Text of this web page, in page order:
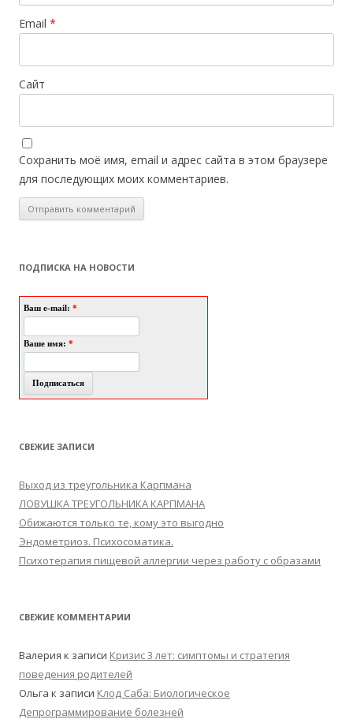
Email *
Сайт
Сохранить моё имя, email и адрес сайта в этом браузере
для последующих моих комментариев.
ПОДПИСКА НА НОВОСТИ
Ваш e-mail: *
Ваше имя: *
СВЕЖИЕ ЗАПИСИ
Выход из треугольника Карпмана
ЛОВУШКА ТРЕУГОЛЬНИКА КАРПМАНА
Обижаются только те, кому это выгодно
Эндометриоз. Психосоматика.
Психотерапия пищевой аллергии через работу с образами
СВЕЖИЕ КОММЕНТАРИИ
Валерия к записи Кризис 3 лет: симптомы и стратегия
поведения родителей
Ольга к записи Клод Саба: Биологическое
Депрограммирование болезней